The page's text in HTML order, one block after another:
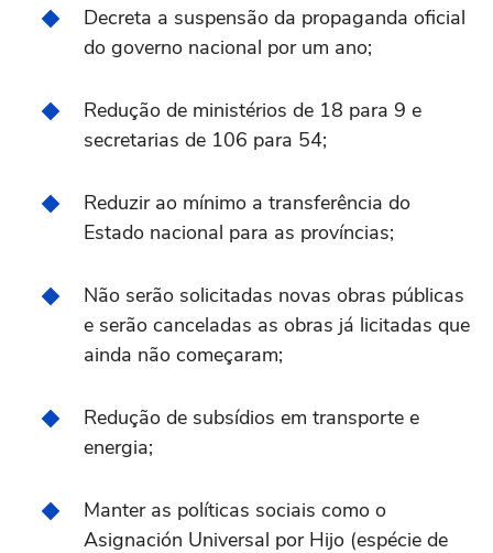
Decreta a suspensão da propaganda oficial
do governo nacional por um ano;
Redução de ministérios de 18 para 9 e
secretarias de 106 para 54;
Reduzir ao mínimo a transferência do
Estado nacional para as províncias;
Não serão solicitadas novas obras públicas
e serão canceladas as obras já licitadas que
ainda não começaram;
Redução de subsídios em transporte e
energia;
Manter as políticas sociais como o
Asignación Universal por Hijo (espécie de